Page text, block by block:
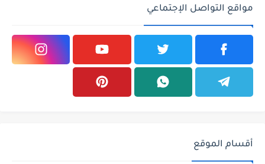
مواقع التواصل الإجتماعي
أقسام الموقع